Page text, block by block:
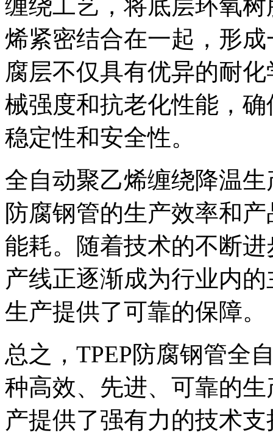
缠绕工艺，将底层环氧
烯紧密结合在一起，形
腐层不仅具有优异的耐
械强度和抗老化性能，
稳定性和安全性。
全自动聚乙烯缠绕降温
防腐钢管的生产效率和
能耗。随着技术的不断
产线正逐渐成为行业内
生产提供了可靠的保障。
总之，TPEP防腐钢管全
种高效、先进、可靠的
产提供了强有力的技术